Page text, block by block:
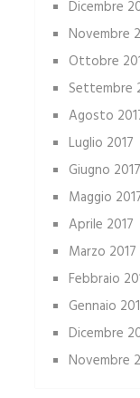
Dicembre
Novembre
Ottobre
Settembre
Agosto
Luglio 2017
Giugno 2017
Maggio
Aprile 2017
Marzo 2017
Febbraio
Gennaio
Dicembre
Novembre